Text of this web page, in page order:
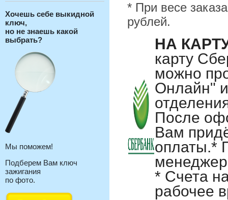
Хочешь себе выкидной
ключ,
но не знаешь какой
выбрать?
Мы поможем!
Подберем Вам ключ
зажигания
по фото.
* При весе
рублей.
НА
карту
можно
Онлайн"
После
Вам
оплаты.*
* Счета
рабочее